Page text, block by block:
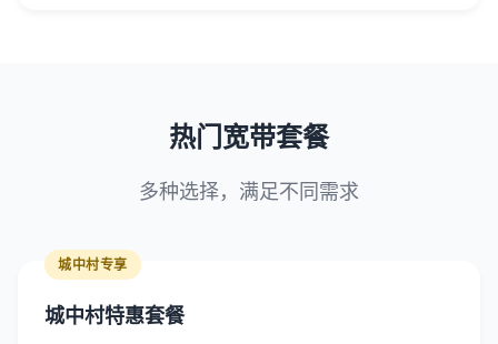
热门宽带套餐
多种选择，满足不同需求
城中村专享
城中村特惠套餐